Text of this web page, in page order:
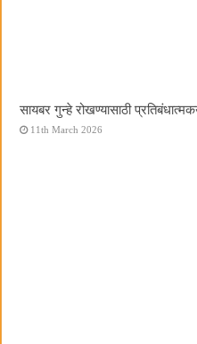
सायबर गुन्हे रोखण्यासाठी
11th March 2026